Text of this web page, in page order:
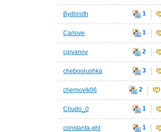
Bydlosith 1
Carlove 1
cgivanov 2
cheboorushka 3
chernovik06 2
Chudo_0 1
constanta-ght 1